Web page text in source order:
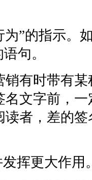
”的指示。
句。
销有时带有
文字前，
者，差的
挥更大作用